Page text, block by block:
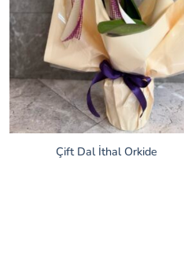
Çift Dal İthal Orkide